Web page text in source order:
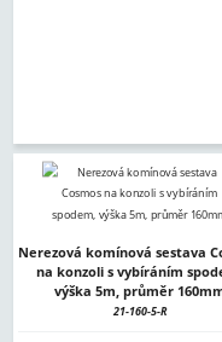
Nerezová komínová sestava
na konzoli s vybíráním
výška 5m, průměr
21-160-5-R